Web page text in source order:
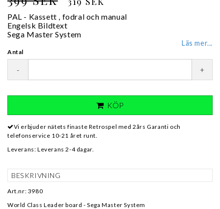
PAL - Kassett , fodral och manual
Engelsk Bildtext
Sega Master System
Läs mer...
Antal
- +
KÖP
Vi erbjuder nätets finaste Retrospel med 2års Garanti och
telefonservice 10-21 året runt.
Leverans: Leverans 2-4 dagar.
BESKRIVNING
Art.nr: 3980
World Class Leader board - Sega Master System